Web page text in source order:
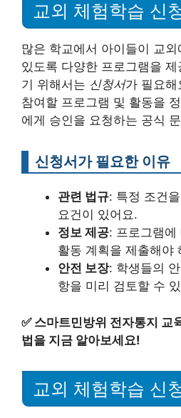
교외 체험학습 신
많은 학교에서 아이들이 교
있도록 다양한 프로그램을
기 위해서는 신청서가 필요해
참여할 프로그램 및 활동을
에게 승인을 요청하는 공식
신청서가 필요한 이유
관련 법규: 특정 조건
요건이 있어요.
정보 제공: 프로그램에
활동 계획을 제출해야
안전 보장: 학생들의
항을 미리 검토할 수
✅ 스마트민방위 전자통지 교
법을 지금 알아보세요!
교외 체험학습 신